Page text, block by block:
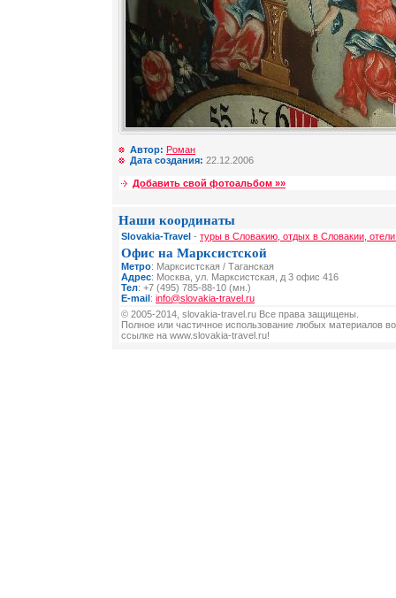
Автор: Роман
Дата создания: 22.12.2006
Добавить свой фотоальбом »»
Наши координаты
Slovakia-Travel - туры в Словакию, отдых в Словакии,
Офис на Марксистской
Метро: Марксистская / Таганская
Адрес: Москва, ул. Марксистская, д 3 офис 416
Тел: +7 (495) 785-88-10 (мн.)
E-mail: info@slovakia-travel.ru
© 2005-2014, slovakia-travel.ru Все права защищены.
Полное или частичное использование любых материалов
ссылке на www.slovakia-travel.ru!